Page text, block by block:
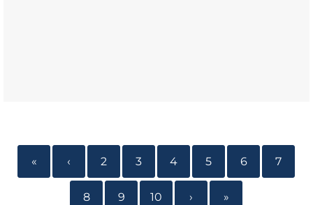
« ‹ 2 3 4 5 6 7
8 9 10 › »